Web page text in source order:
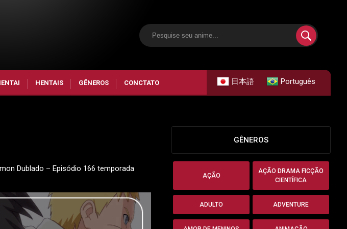
HENTAIS GÊNEROS CONCTATO 日本語 Português
Dublado – Episódio 166 temporada
GÊNEROS
AÇÃO
AÇÃO DRAMA FICÇÃO
CIENTÍFICA
ADULTO ADVENTURE